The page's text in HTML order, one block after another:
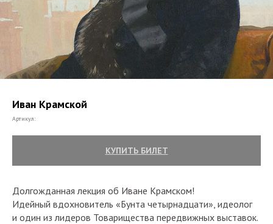
Иван Крамской
Артикул:
КУПИТЬ БИЛЕТ
Долгожданная лекция об Иване Крамском!
Идейный вдохновитель «Бунта четырнадцати», идеолог
и один из лидеров Товарищества передвижных выставок.